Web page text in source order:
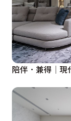
陪伴．兼得│